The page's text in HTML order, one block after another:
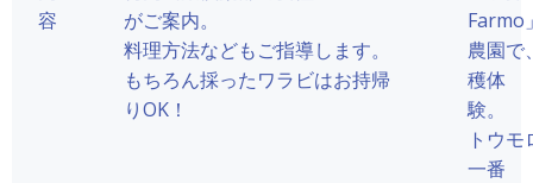
容
がご案内。
料理方法などもご指導します。
もちろん採ったワラビはお持帰
りOK！
Farmo
農園で
穫体
験。
トウ
一番